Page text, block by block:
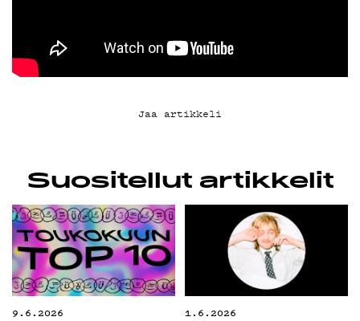
TIETOSUOJA
KIRJAUDU SISÄÄNJaa artikkeli
Suositellut artikkelit
9.6.2026 1.6.2026